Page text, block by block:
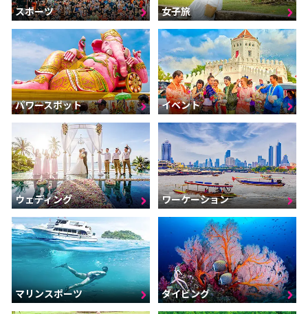
スポーツ 女子旅
パワースポット イベント
ウェディング ワーケーション
マリンスポーツ ダイビング